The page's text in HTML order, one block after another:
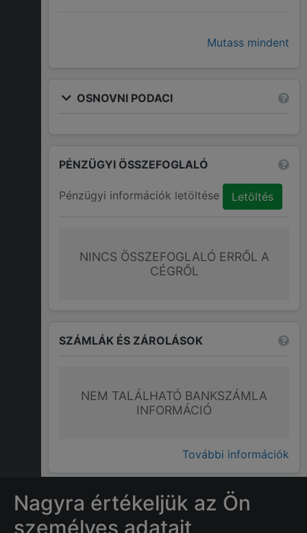
Mutass mindent
OSNOVNI PODACI
PÉNZÜGYI ÖSSZEFOGLALÓ
Pénzügyi információk letöltése Letöltés
NINCS ÖSSZEFOGLALÓ ERRŐL A
CÉGRŐL
SZÁMLÁK ÉS ZÁROLÁSOK
NEM TALÁLHATÓ BANKSZÁMLA
INFORMÁCIÓ
További információk
GYAKRAN ISMÉTELT KÉRDÉSEK
Nagyra értékeljük az Ön
személyes adatait